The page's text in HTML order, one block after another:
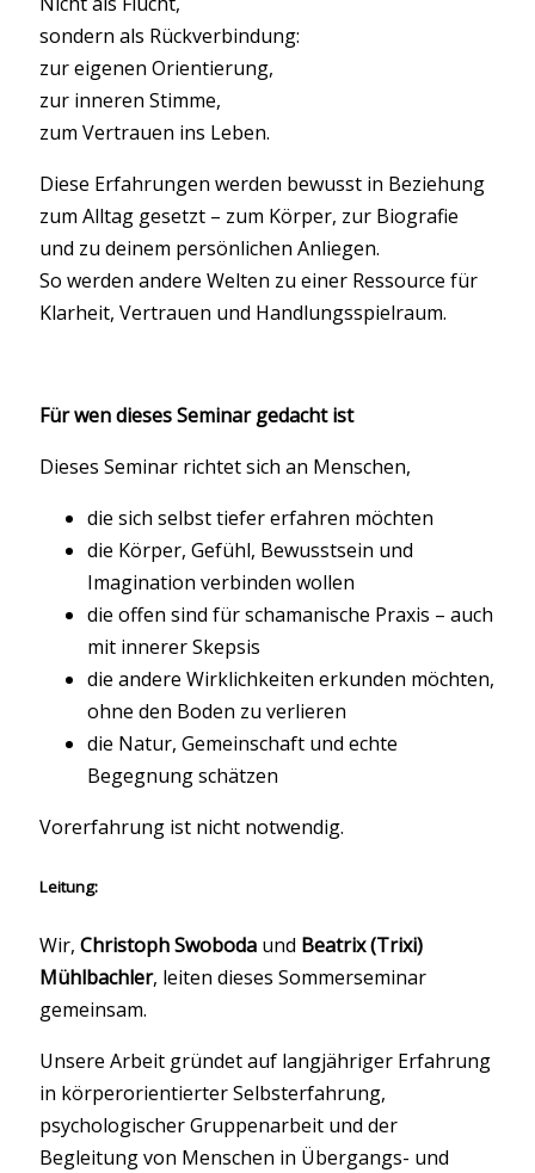
sondern als Rückverbindung:
zur eigenen Orientierung,
zur inneren Stimme,
zum Vertrauen ins Leben.
Diese Erfahrungen werden bewusst in Beziehung
zum Alltag gesetzt – zum Körper, zur Biografie
und zu deinem persönlichen Anliegen.
So werden andere Welten zu einer Ressource für
Klarheit, Vertrauen und Handlungsspielraum.
Für wen dieses Seminar gedacht ist
Dieses Seminar richtet sich an Menschen,
die sich selbst tiefer erfahren möchten
die Körper, Gefühl, Bewusstsein und
Imagination verbinden wollen
die offen sind für schamanische Praxis – auch
mit innerer Skepsis
die andere Wirklichkeiten erkunden möchten,
ohne den Boden zu verlieren
die Natur, Gemeinschaft und echte
Begegnung schätzen
Vorerfahrung ist nicht notwendig.
Leitung:
Wir, Christoph Swobodaund Beatrix (Trixi)
Mühlbachler, leiten dieses Sommerseminar
gemeinsam.
Unsere Arbeit gründet auf langjähriger Erfahrung
in körperorientierter Selbsterfahrung,
psychologischer Gruppenarbeit und der
Begleitung von Menschen in Übergangs- und